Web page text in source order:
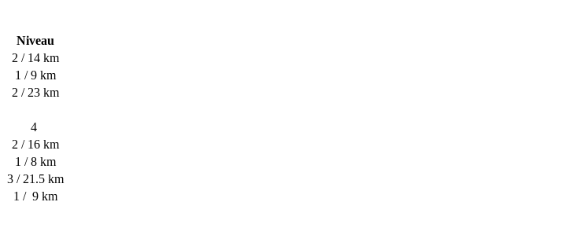
Niveau
2 / 14 km
1 / 9 km
2 / 23 km
4
2 / 16 km
1 / 8 km
3 / 21.5 km
1 / 9 km